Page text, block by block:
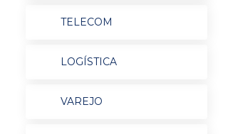
TELECOM
LOGÍSTICA
VAREJO